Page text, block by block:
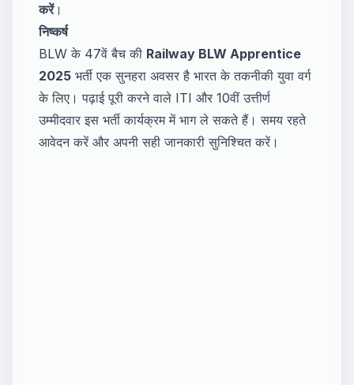
करें।
निष्कर्ष
BLW के 47वें बैच की Railway BLW Apprentice
2025 भर्ती एक सुनहरा अवसर है भारत के तकनीकी युवा वर्ग
के लिए। पढ़ाई पूरी करने वाले ITI और 10वीं उत्तीर्ण
उम्मीदवार इस भर्ती कार्यक्रम में भाग ले सकते हैं। समय रहते
आवेदन करें और अपनी सही जानकारी सुनिश्चित करें।